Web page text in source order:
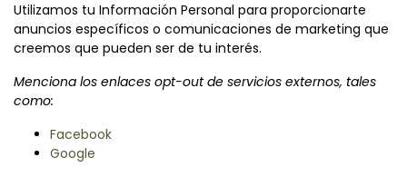
Utilizamos tu Información Personal para proporcionarte
anuncios específicos o comunicaciones de marketing que
creemos que pueden ser de tu interés.
Menciona los enlaces opt-out de servicios externos, tales
como:
Facebook
Google